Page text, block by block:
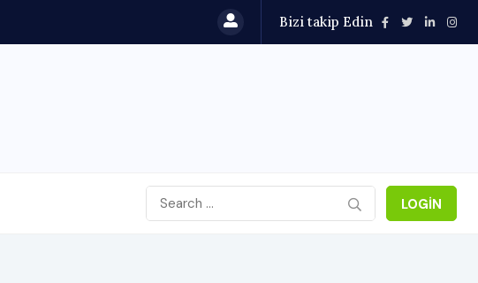
Bizi takip Edin
LOGIN